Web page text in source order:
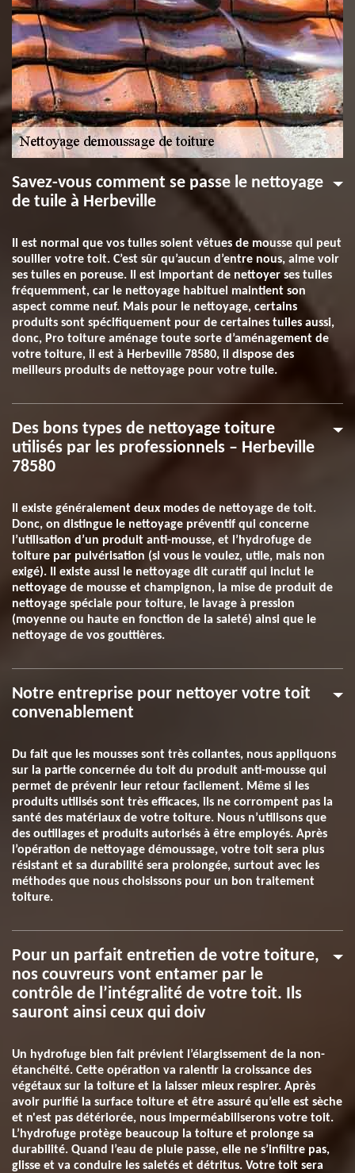
Savez-vous comment se passe le nettoyage
de tuile à Herbeville
Il est normal que vos tuiles soient vêtues de mousse qui peut
souiller votre toit. C’est sûr qu’aucun d’entre nous, aime voir
ses tuiles en poreuse. Il est important de nettoyer ses tuiles
fréquemment, car le nettoyage habituel maintient son
aspect comme neuf. Mais pour le nettoyage, certains
produits sont spécifiquement pour de certaines tuiles aussi,
donc, Pro toiture aménage toute sorte d’aménagement de
votre toiture, il est à Herbeville 78580, il dispose des
meilleurs produits de nettoyage pour votre tuile.
Des bons types de nettoyage toiture
utilisés par les professionnels – Herbeville
78580
Il existe généralement deux modes de nettoyage de toit.
Donc, on distingue le nettoyage préventif qui concerne
l’utilisation d’un produit anti-mousse, et l’hydrofuge de
toiture par pulvérisation (si vous le voulez, utile, mais non
exigé). Il existe aussi le nettoyage dit curatif qui inclut le
nettoyage de mousse et champignon, la mise de produit de
nettoyage spéciale pour toiture, le lavage à pression
(moyenne ou haute en fonction de la saleté) ainsi que le
nettoyage de vos gouttières.
Notre entreprise pour nettoyer votre toit
convenablement
Du fait que les mousses sont très collantes, nous appliquons
sur la partie concernée du toit du produit anti-mousse qui
permet de prévenir leur retour facilement. Même si les
produits utilisés sont très efficaces, ils ne corrompent pas la
santé des matériaux de votre toiture. Nous n’utilisons que
des outillages et produits autorisés à être employés. Après
l’opération de nettoyage démoussage, votre toit sera plus
résistant et sa durabilité sera prolongée, surtout avec les
méthodes que nous choisissons pour un bon traitement
toiture.
Pour un parfait entretien de votre toiture,
nos couvreurs vont entamer par le
contrôle de l’intégralité de votre toit. Ils
sauront ainsi ceux qui doiv
Un hydrofuge bien fait prévient l’élargissement de la non-
étanchéité. Cette opération va ralentir la croissance des
végétaux sur la toiture et la laisser mieux respirer. Après
avoir purifié la surface toiture et être assuré qu’elle est sèche
et n'est pas détériorée, nous imperméabiliserons votre toit.
L’hydrofuge protège beaucoup la toiture et prolonge sa
durabilité. Quand l’eau de pluie passe, elle ne s’infiltre pas,
glisse et va conduire les saletés et détritus. Votre toit sera